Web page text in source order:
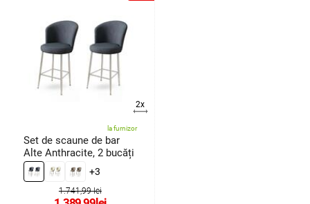
2x
la furnizor
Set de scaune de bar
Alte Anthracite, 2 bucăți
+3
1.741,99 lei